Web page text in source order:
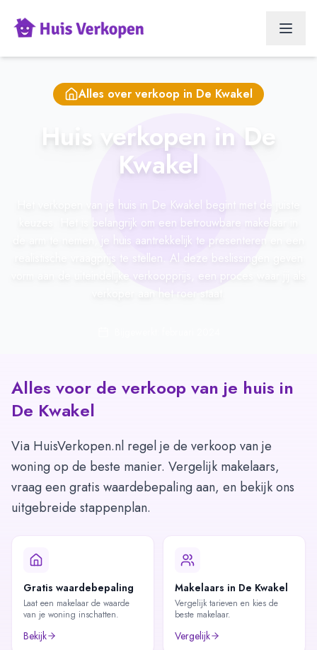
Alles over verkoop in De Kwakel
Huis verkopen in De
Kwakel
Het verkopen van je huis in De Kwakel begint met de juiste
keuzes. Het is belangrijk om een betrouwbare makelaar in
de arm te nemen, je huis aantrekkelijk te presenteren en een
realistische vraagprijs te stellen. Al deze beslissingen geven
vorm aan de uiteindelijke verkoopprijs, een proces waar jij als
Alles voor de verkoop van je huis in
De Kwakel
Via HuisVerkopen.nl regel je de verkoop van je
woning op de beste manier. Vergelijk makelaars,
vraag een gratis waardebepaling aan, en bekijk ons
uitgebreide stappenplan.
Gratis waardebepaling
Laat een makelaar de waarde
van je woning inschatten.
Bekijk
Makelaars in De Kwakel
Vergelijk tarieven en kies de
beste makelaar.
Vergelijk